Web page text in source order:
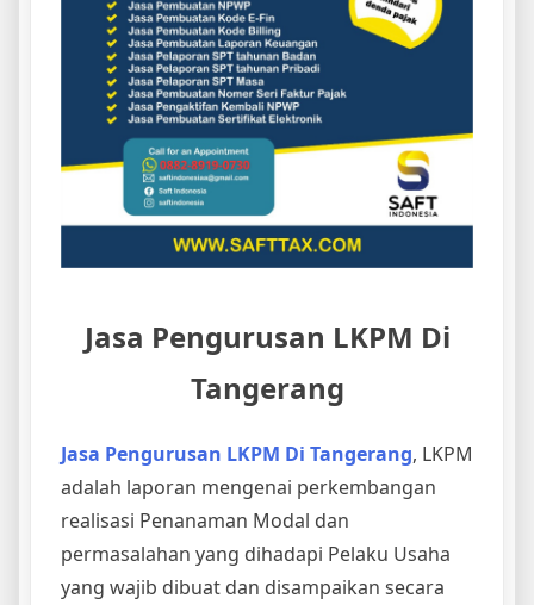
Jasa Pengurusan LKPM Di
Tangerang
Jasa Pengurusan LKPM Di Tangerang, LKPM
adalah laporan mengenai perkembangan
realisasi Penanaman Modal dan
permasalahan yang dihadapi Pelaku Usaha
yang wajib dibuat dan disampaikan secara